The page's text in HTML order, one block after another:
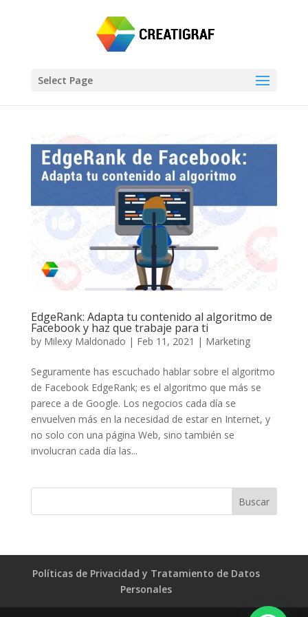
Select Page
EdgeRank: Adapta tu contenido al algoritmo de
Facebook y haz que trabaje para ti
by Milexy Maldonado | Feb 11, 2021 | Marketing
Seguramente has escuchado hablar sobre el algoritmo
de Facebook EdgeRank; es el algoritmo que más se
parece a de Google. Los negocios cada día se
envuelven más en la necesidad de estar en Internet, y
no solo con una página Web, sino también se
involucran cada día las...
Políticas de Privacidad y Tratamiento de Datos
Personales